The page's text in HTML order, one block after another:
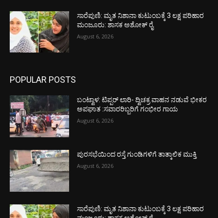
ಸಾರೆಪುಣಿ: ಮೃತ ನಿಶಾನಾ ಕುಟುಂಬಕ್ಕೆ 3 ಲಕ್ಷ ಪರಿಹಾರ
ಮಂಜೂರು: ಶಾಸಕ ಅಶೋಕ್ ರೈ
August 6, 2026
POPULAR POSTS
ಬಂಟ್ವಾಳ: ಟಿಪ್ಪರ್ ಲಾರಿ- ದ್ವಿಚಕ್ರ ವಾಹನ ನಡುವೆ ಭೀಕರ
ಅಪಘಾತ :ಸವಾರರಿಬ್ಬರಿಗೆ ಗಂಭೀರ ಗಾಯ
August 6, 2026
ಪುರಸಭೆಯಿಂದ ರಸ್ತೆ ಗುಂಡಿಗಳಿಗೆ ತಾತ್ಕಾಲಿಕ ಮುಕ್ತಿ
August 6, 2026
ಸಾರೆಪುಣಿ: ಮೃತ ನಿಶಾನಾ ಕುಟುಂಬಕ್ಕೆ 3 ಲಕ್ಷ ಪರಿಹಾರ